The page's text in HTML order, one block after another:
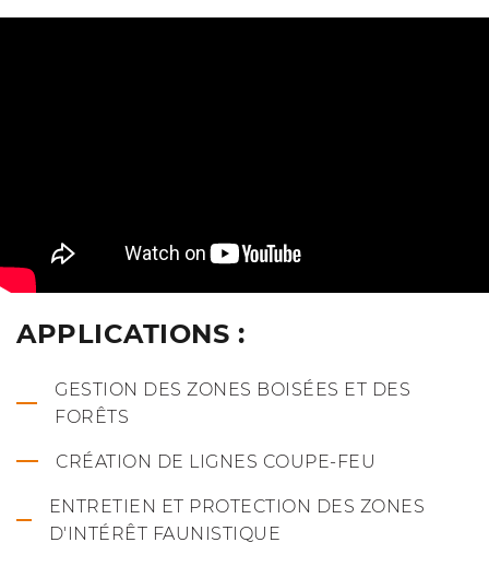
APPLICATIONS :
GESTION DES ZONES BOISÉES ET DES
FORÊTS
CRÉATION DE LIGNES COUPE-FEU
ENTRETIEN ET PROTECTION DES ZONES
D'INTÉRÊT FAUNISTIQUE